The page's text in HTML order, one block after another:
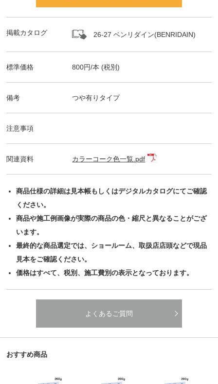
掲載カタログ 26-27 ベンリダイン(BENRIDAIN)
標準価格 800円/本 (税別)
備考 つや有りタイプ
注意事項
関連資料 カラーコーク色一覧.pdf
商品仕様の詳細は見本帳もしくはデジタルカタログにてご確認
ください。
商品や施工例画像が実際の商品の色・縮尺と異なることがござ
います。
最終的な商品選定では、ショールーム、取扱店店頭などで現品
見本をご確認ください。
価格はすべて、税別、施工費別の表示となっております。
よくあるご質問
おすすめ商品